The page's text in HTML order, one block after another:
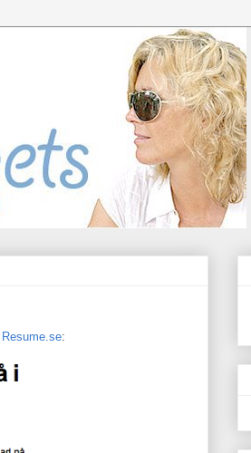
Resume.se: